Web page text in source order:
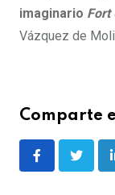
imaginario Fort
Vázquez de
Comparte